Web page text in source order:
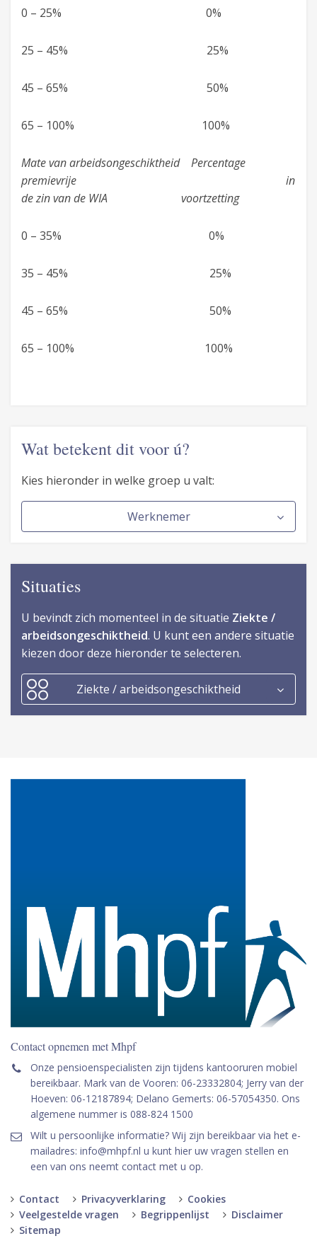
0 – 25% 0%
25 – 45% 25%
45 – 65% 50%
65 – 100% 100%
Mate van arbeidsongeschiktheid Percentage
premievrije in
de zin van de WIA voortzetting
0 – 35% 0%
35 – 45% 25%
45 – 65% 50%
65 – 100% 100%
Wat betekent dit voor ú?
Kies hieronder in welke groep u valt:
Werknemer
Situaties
U bevindt zich momenteel in de situatie Ziekte /
arbeidsongeschiktheid. U kunt een andere situatie
kiezen door deze hieronder te selecteren.
Ziekte / arbeidsongeschiktheid
Contact opnemen met Mhpf
Onze pensioenspecialisten zijn tijdens kantooruren mobiel
bereikbaar. Mark van de Vooren: 06-23332804; Jerry van der
Hoeven: 06-12187894; Delano Gemerts: 06-57054350. Ons
algemene nummer is 088-824 1500
Wilt u persoonlijke informatie? Wij zijn bereikbaar via het e-
mailadres: info@mhpf.nl u kunt hier uw vragen stellen en
een van ons neemt contact met u op.
Contact Privacyverklaring
Cookies
Veelgestelde vragen
Begrippenlijst
Disclaimer
Sitemap